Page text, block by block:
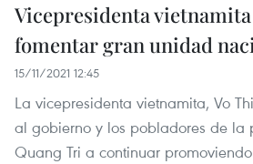
Vicepresidenta
fomentar gran unidad
15/11/2021 12:45
La vicepresidenta vietnamita, Vo
al gobierno y los pobladores de la
Quang Tri a continuar